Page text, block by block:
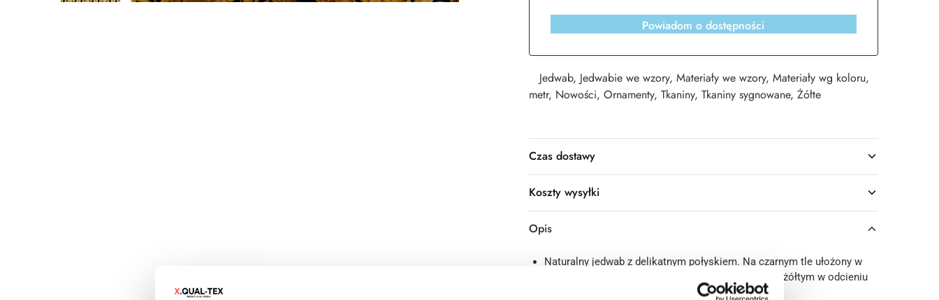
Powiadom o dostępności
Jedwab, Jedwabie we wzory, Materiały we wzory, Materiały wg koloru,
metr, Nowości, Ornamenty, Tkaniny, Tkaniny sygnowane, Żółte
Czas dostawy
Koszty wysyłki
Opis
Naturalny jedwab z delikatnym połyskiem. Na czarnym tle ułożony w
pasy nadruk z motywem ornamentowym w kolorze żółtym w odcieniu